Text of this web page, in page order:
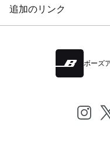
追加のリンク
ボーズ